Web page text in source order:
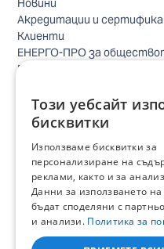
Новини
Акредитации и
Клиенти
ЕНЕРГО-ПРО за
Реализирани проекти
Безопасно небе за
Безопасност
Контакти бизнес клиенти
Локации
Кариери
Процес по подбор
IT и дигитална
Търговия
Административна
Този уебсайт
бисквитки
Използваме бисквитки за
персонализиране на
реклами, както и за
Данни за използването
бъдат споделяни с
и анализи. Политика за